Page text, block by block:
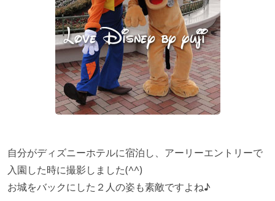
自分がディズニーホテルに宿泊し、アーリーエントリーで
入園した時に撮影しました(^^)
お城をバックにした２人の姿も素敵ですよね♪